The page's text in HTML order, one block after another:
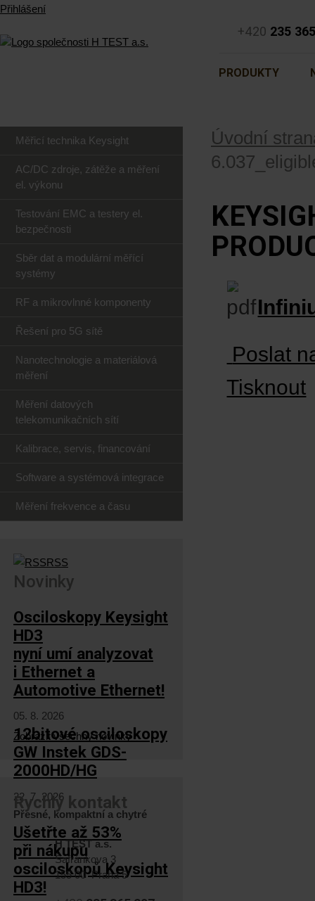
+420 235
PRODUKTY
Přihlášení
Úvodní
Poslat
Tisknout
Měřicí technika Keysight
AC/DC zdroje, zátěže a měření
el. výkonu
Testování EMC a testery el.
bezpečnosti
Sběr dat a modulární měřící
systémy
RF a mikrovlnné komponenty
Řešení pro 5G sítě
Nanotechnologie a materiálová
měření
Měření datových
telekomunikačních sítí
Kalibrace, servis, financování
Software a systémová integrace
Měření frekvence a času
RSS
Novinky
Osciloskopy Keysight
HD3
nyní umí analyzovat
i Ethernet a
Automotive Ethernet!
05. 8. 2026
12bitové osciloskopy
GW Instek GDS-
2000HD/HG
22. 7. 2026
Přesné, kompaktní a chytré
Ušetřte až 53%
při nákupu
osciloskopů Keysight
HD3!
Zobrazit všechny novinky
Rychlý kontakt
H TEST a.s.
Šafránkova 3
155 00 Praha 5